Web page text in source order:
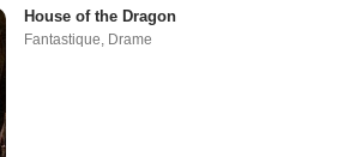
House of the Dragon
Fantastique Drame